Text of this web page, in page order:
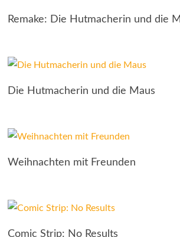
Remake: Die Hutmacherin und die
Die Hutmacherin und die Maus
Weihnachten mit Freunden
Comic Strip: No Results